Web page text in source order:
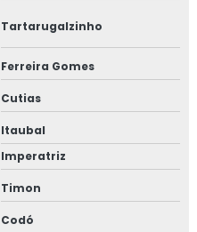
Tartarugalzinho
Ferreira Gomes
Cutias
Itaubal
Imperatriz
Timon
Codó